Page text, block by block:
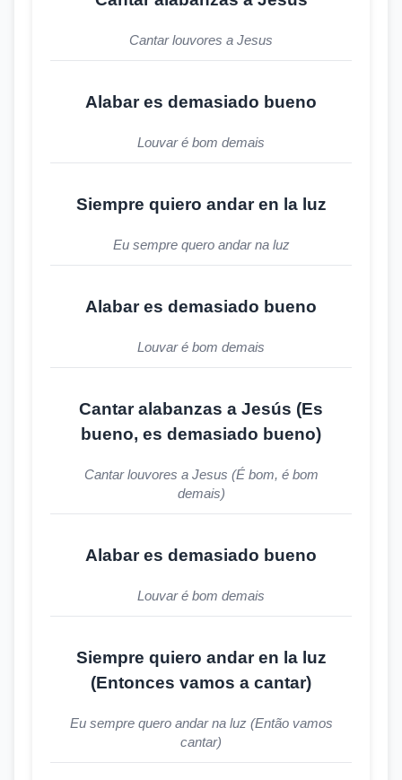
Cantar louvores a Jesus
Alabar es demasiado bueno
Louvar é bom demais
Siempre quiero andar en la luz
Eu sempre quero andar na luz
Alabar es demasiado bueno
Louvar é bom demais
Cantar alabanzas a Jesús (Es
bueno, es demasiado bueno)
Cantar louvores a Jesus (É bom, é bom
demais)
Alabar es demasiado bueno
Louvar é bom demais
Siempre quiero andar en la luz
(Entonces vamos a cantar)
Eu sempre quero andar na luz (Então vamos
cantar)